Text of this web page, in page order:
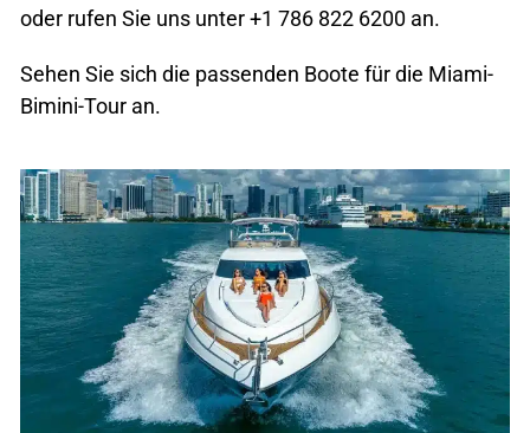
oder rufen Sie uns unter +1 786 822 6200 an.
Sehen Sie sich die passenden Boote für die Miami-
Bimini-Tour an.